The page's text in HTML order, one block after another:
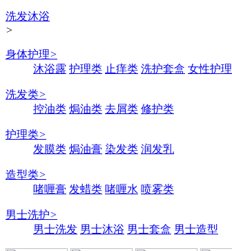
洗发沐浴
>
身体护理>
沐浴露 护理类 止痒类 洗护套盒 女性护理
洗发类>
控油类 焗油类 去屑类 修护类
护理类>
发膜类 焗油膏 染发类 润发乳
造型类>
啫喱膏 发蜡类 啫喱水 喷雾类
男士洗护>
男士洗发 男士沐浴 男士套盒 男士造型